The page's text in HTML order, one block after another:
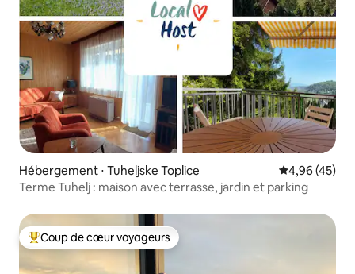
Hébergement ⋅ Tuheljske Toplice Évaluation
4,96 (45)
Terme Tuhelj : maison avec terrasse, jardin et parking
Coups de cœur voyageurs les plus appréciés
Coup de cœur voyageurs